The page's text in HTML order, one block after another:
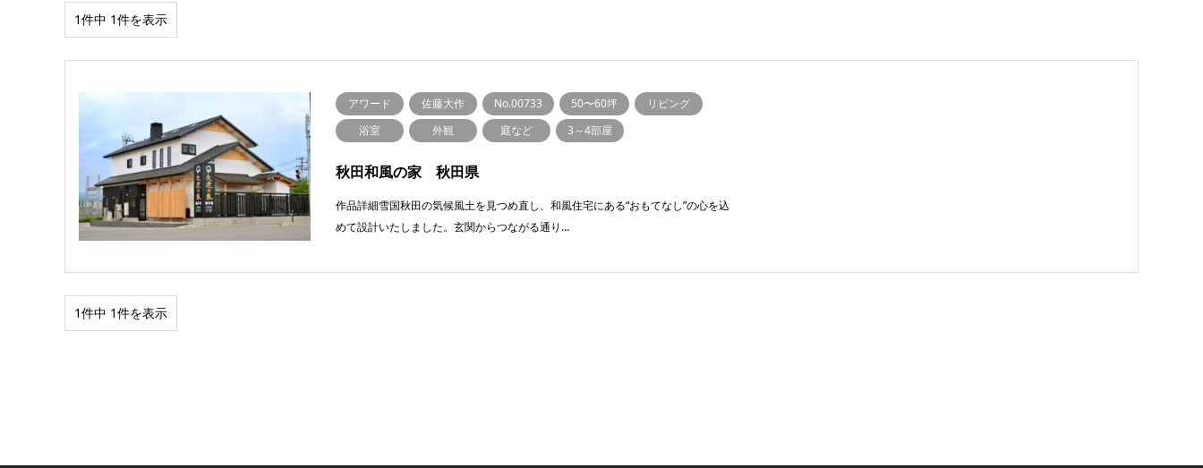
1件中 1件を表示
アワード 佐藤大作 No.00733 50〜60坪
リビング
浴室
外観 庭など 3～4部屋
秋田和風の家 秋田県
作品詳細雪国秋田の気候風土を見つめ直し、和風住宅にある“おもてなし”の心を込
めて設計いたしました。玄関からつながる通り…
1件中 1件を表示